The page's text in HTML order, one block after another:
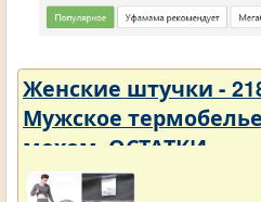
Женские штучки -
Мужское
мехом. ОСТАТКИ